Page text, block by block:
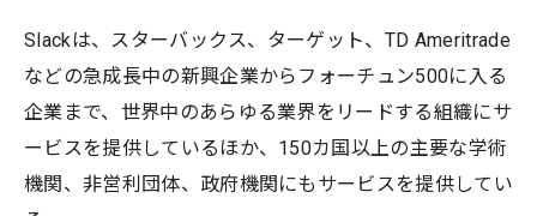
Slackは、スターバックス、ターゲット、TD Ameritrade
などの急成長中の新興企業からフォーチュン500に入る
企業まで、世界中のあらゆる業界をリードする組織にサ
ービスを提供しているほか、150カ国以上の主要な学術
機関、非営利団体、政府機関にもサービスを提供してい